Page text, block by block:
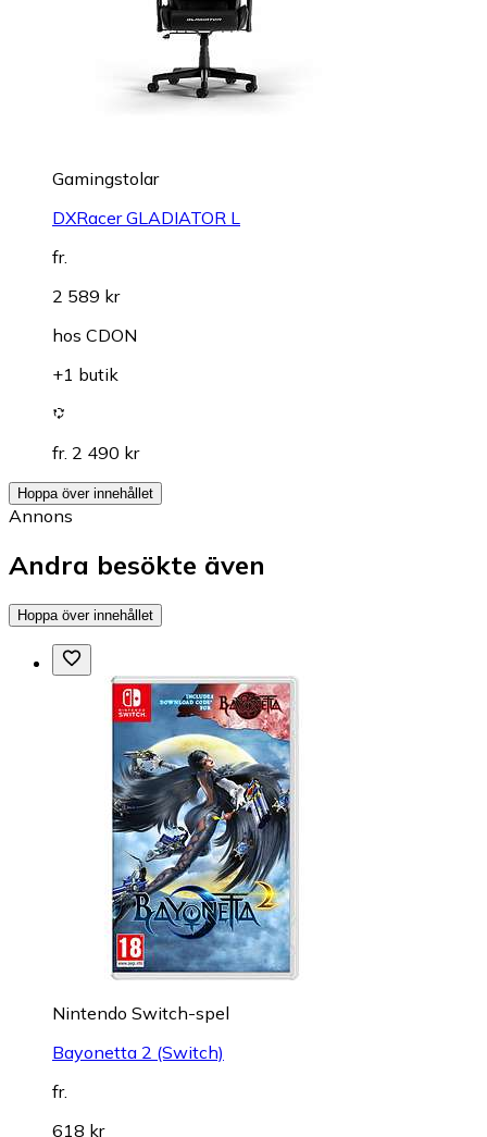
Gamingstolar
DXRacer GLADIATOR L
fr.
2 589 kr
hos CDON
+1 butik
fr. 2 490 kr
Hoppa över innehållet
Annons
Andra besökte även
Hoppa över innehållet
Nintendo Switch-spel
Bayonetta 2 (Switch)
fr.
618 kr